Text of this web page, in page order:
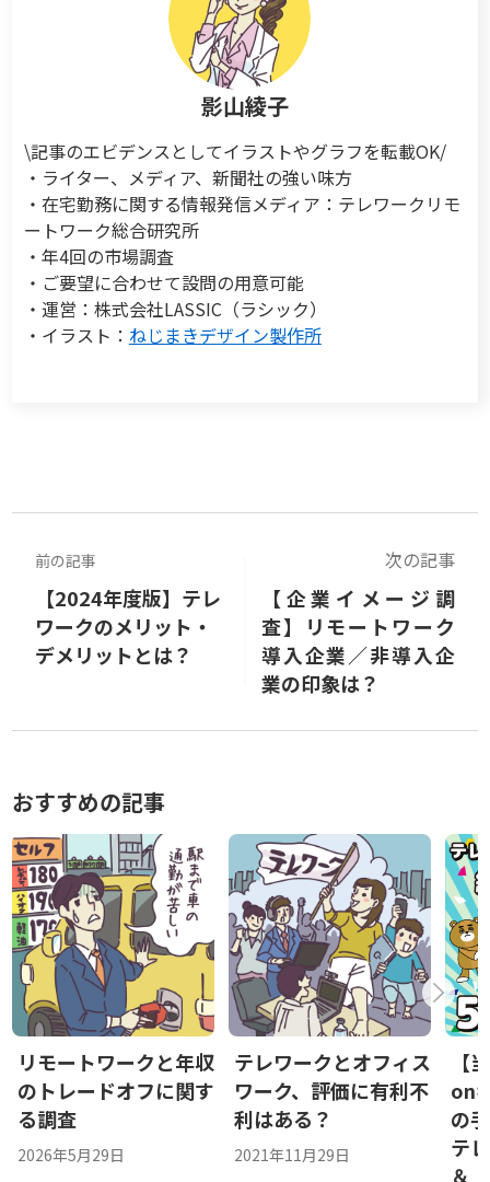
影山綾子
\記事のエビデンスとしてイラストやグラフを転載OK/
・ライター、メディア、新聞社の強い味方
・在宅勤務に関する情報発信メディア：テレワークリモ
ートワーク総合研究所
・年4回の市場調査
・ご要望に合わせて設問の用意可能
・運営：株式会社LASSIC（ラシック）
・イラスト： ねじまきデザイン製作所
前の記事
【2024年度版】テレ
ワークのメリット・
デメリットとは？
次の記事
【企業イメージ調
査】リモートワーク
導入企業／非導入企
業の印象は？
おすすめの記事
リモートワークと年収
のトレードオフに関す
る調査
2026年5月29日
テレワークとオフィス
ワーク、評価に有利不
利はある？
2021年11月29日
【
on
の
テ
＆